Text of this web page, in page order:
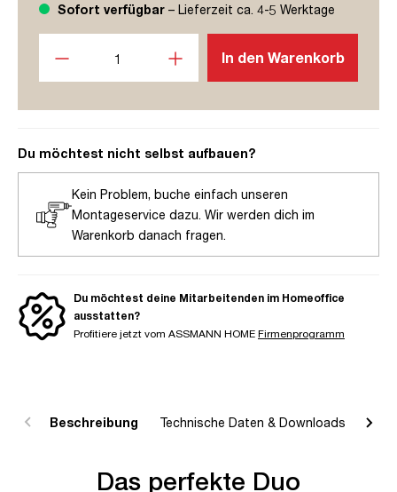
Sofort verfügbar – Lieferzeit ca. 4-5 Werktage
In den Warenkorb
Du möchtest nicht selbst aufbauen?
Kein Problem, buche einfach unseren
Montageservice dazu. Wir werden dich im
Warenkorb danach fragen.
Du möchtest deine Mitarbeitenden im Homeoffice
ausstatten?
Profitiere jetzt vom ASSMANN HOME Firmenprogramm
Beschreibung Technische Daten & Downloads
Das perfekte Duo